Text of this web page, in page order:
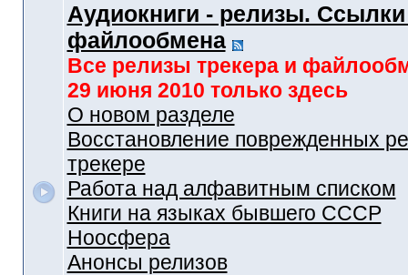
Аудиокниги - релизы. Ссылки
файлообмена
Все релизы трекера и
29 июня 2010 только здесь
О новом разделе
Восстановление поврежденных
трекере
Работа над алфавитным списком
Книги на языках бывшего СССР
Ноосфера
Анонсы релизов